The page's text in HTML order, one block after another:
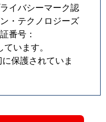
イバシーマーク認
・テクノロジーズ
番号：
います。
保護されていま